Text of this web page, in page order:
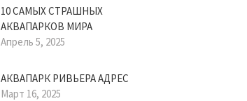
10 САМЫХ СТРАШНЫХ
АКВАПАРКОВ МИРА
Апрель 5, 2025
АКВАПАРК РИВЬЕРА АДРЕС
Март 16, 2025